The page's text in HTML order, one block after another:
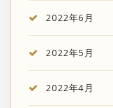
2022年6月
2022年5月
2022年4月